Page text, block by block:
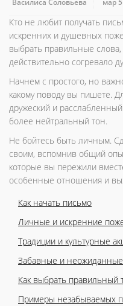
Василиса Соловьева мар
Кто не любит получать
искренних и душевных
выбрать правильные
действительно согревало
Начнем с простого, но
какому поводу вы пишете.
дружеский и
более нейтральный тон.
Не бойтесь быть личным.
своим, вспомнив общий
которые вы пережили
особенные отношения и
Как начать письмо
Личные и искренние
Традиции и культурные
Забавные и
Как выбрать правильный
Примеры незабываемых